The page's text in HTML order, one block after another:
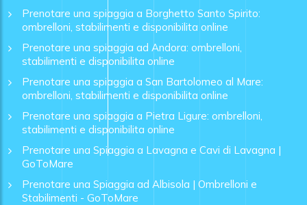
Prenotare una spiaggia a Borghetto Santo Spirito:
ombrelloni, stabilimenti e disponibilita online
Prenotare una spiaggia ad Andora: ombrelloni,
stabilimenti e disponibilita online
Prenotare una spiaggia a San Bartolomeo al Mare:
ombrelloni, stabilimenti e disponibilita online
Prenotare una spiaggia a Pietra Ligure: ombrelloni,
stabilimenti e disponibilita online
Prenotare una Spiaggia a Lavagna e Cavi di Lavagna |
GoToMare
Prenotare una Spiaggia ad Albisola | Ombrelloni e
Stabilimenti - GoToMare